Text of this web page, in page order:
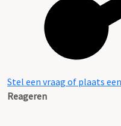
Stel een vraag of plaats
Reageren